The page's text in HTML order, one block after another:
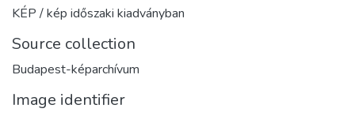
KÉP / kép időszaki kiadványban
Source collection
Budapest-képarchívum
Image identifier